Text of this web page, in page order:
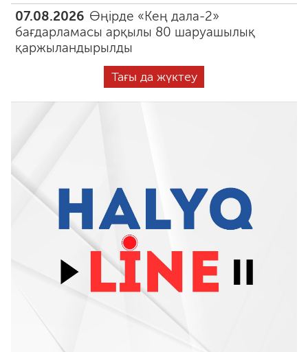
07.08.2026 Өңірде «Кең дала-2»
бағдарламасы арқылы 80 шаруашылық
қаржыландырылды
Тағы да жүктеу